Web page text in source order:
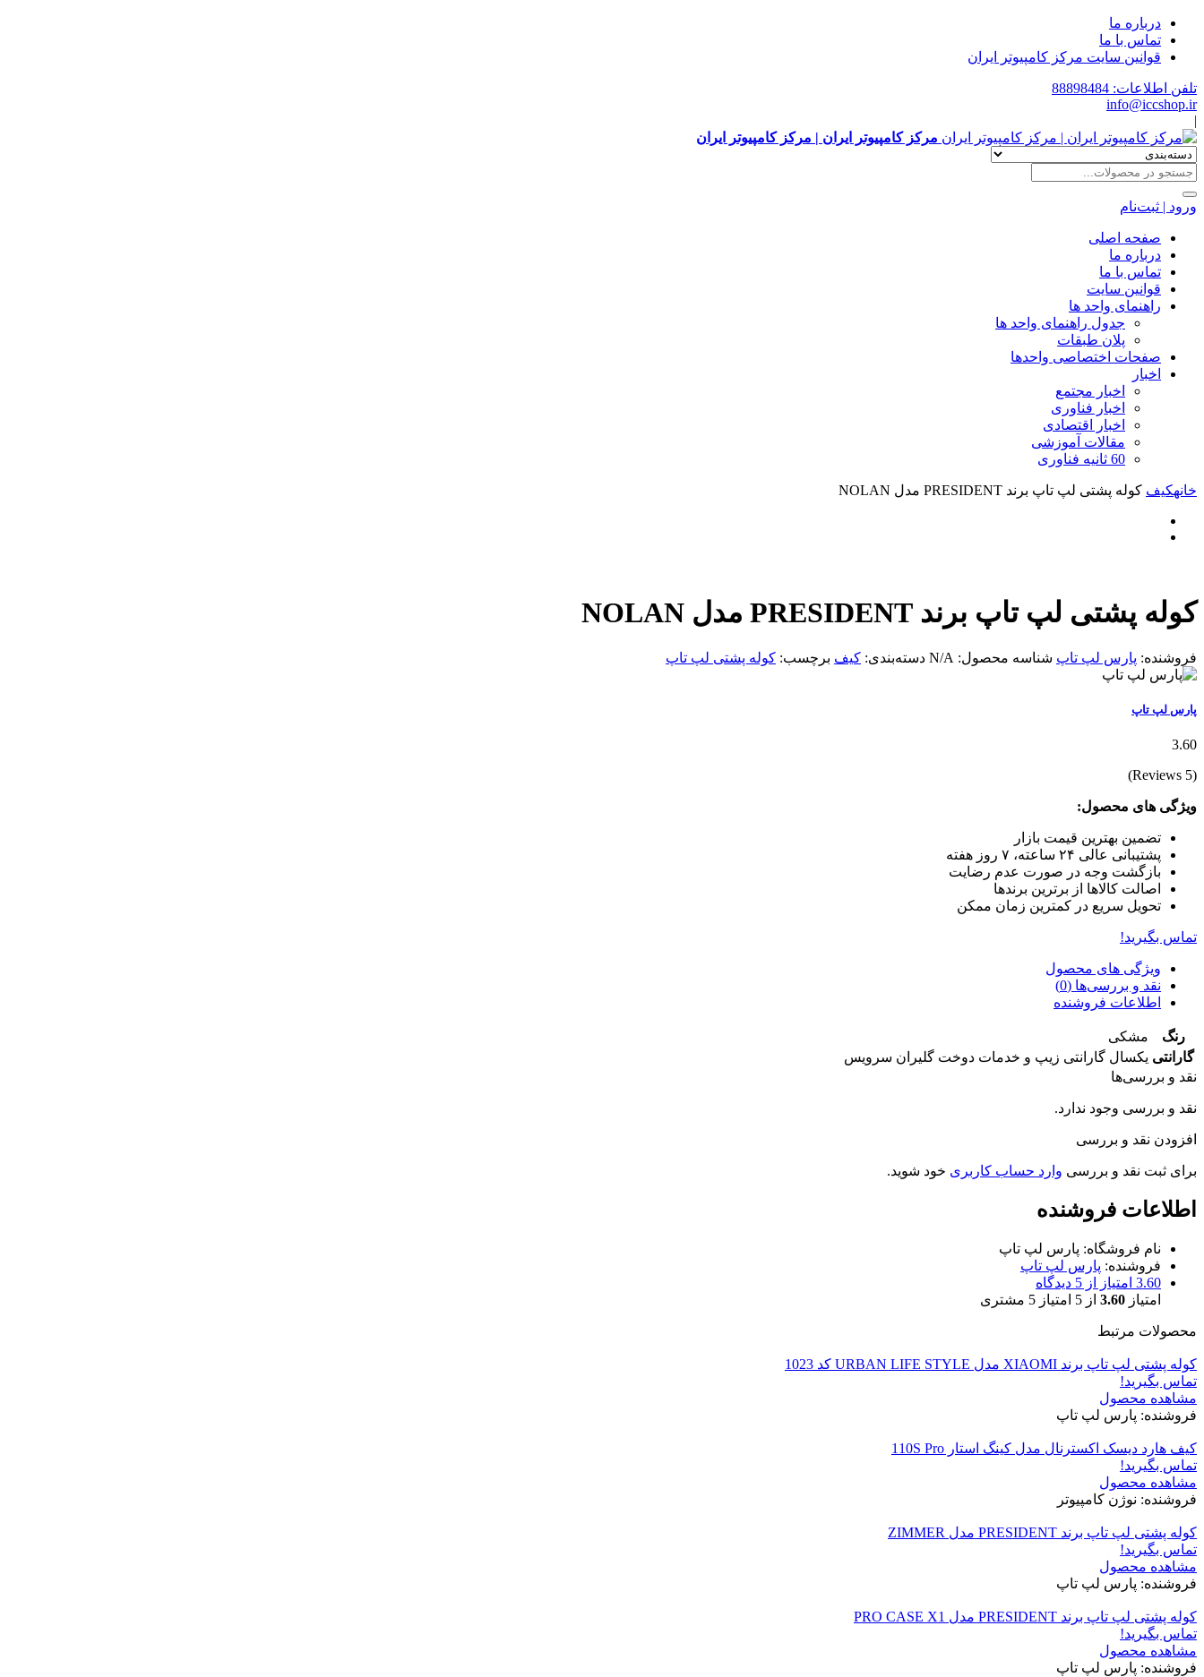
درباره ما
تماس با ما
قوانین سایت مرکز کامپیوتر ایران
تلفن اطلاعات: 88898484
info@iccshop.ir
|
مرکز کامپیوتر ایران | مرکز کامپیوتر ایران
ورود | ثبت‌نام
صفحه اصلی
درباره ما
تماس با ما
قوانین سایت
راهنمای واحد ها
جدول راهنمای واحد ها
پلان طبقات
صفحات اختصاصی واحدها
اخبار
اخبار مجتمع
اخبار فناوری
اخبار اقتصادی
مقالات آموزشی
60 ثانیه فناوری
خانهکیف کوله پشتی لپ تاپ برند PRESIDENT مدل NOLAN
کوله پشتی لپ تاپ برند PRESIDENT مدل NOLAN
فروشنده: پارس لپ تاپ شناسه محصول: N/A دسته‌بندی: کیف برچسب: کوله پشتی لپ تاپ
پارس لپ تاپ
3.60
(5 Reviews)
ویژگی های محصول:
تضمین بهترین قیمت بازار
پشتیبانی عالی ۲۴ ساعته، ۷ روز هفته
بازگشت وجه در صورت عدم رضایت
اصالت کالاها از برترین برندها
تحویل سریع در کمترین زمان ممکن
تماس بگیرید!
ویژگی های محصول
نقد و بررسی‌ها (0)
اطلاعات فروشنده
رنگ
مشکی
گارانتی یکسال گارانتی زیپ و خدمات دوخت گلیران سرویس
نقد و بررسی‌ها
نقد و بررسی وجود ندارد.
افزودن نقد و بررسی
برای ثبت نقد و بررسی وارد حساب کاربری خود شوید.
اطلاعات فروشنده
نام فروشگاه: پارس لپ تاپ
فروشنده: پارس لپ تاپ
3.60 امتیاز از 5 دیدگاه
امتیاز 3.60 از 5 امتیاز 5 مشتری
محصولات مرتبط
کوله پشتی لپ تاپ برند XIAOMI مدل URBAN LIFE STYLE کد 1023
تماس بگیرید!
مشاهده محصول
فروشنده: پارس لپ تاپ
کیف هارد دیسک اکسترنال مدل کینگ استار 110S Pro
تماس بگیرید!
مشاهده محصول
فروشنده: نوژن کامپیوتر
کوله پشتی لپ تاپ برند PRESIDENT مدل ZIMMER
تماس بگیرید!
مشاهده محصول
فروشنده: پارس لپ تاپ
کوله پشتی لپ تاپ برند PRESIDENT مدل PRO CASE X1
تماس بگیرید!
مشاهده محصول
فروشنده: پارس لپ تاپ